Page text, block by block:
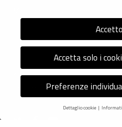
© 2026 Nexus ER - Tutti i diritti
92036270376 -Informativa sui
Credits: Next-Data
Accetto
Accetta solo i
Preferenze
Dettaglio cookie